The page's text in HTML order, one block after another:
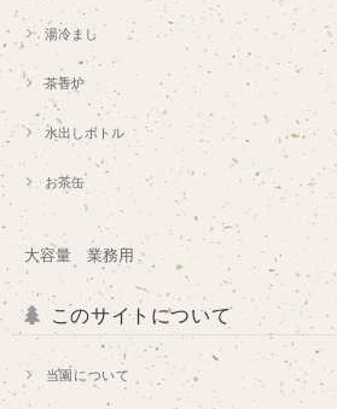
湯冷まし
茶香炉
水出しボトル
お茶缶
大容量 業務用
このサイトについて
当園について